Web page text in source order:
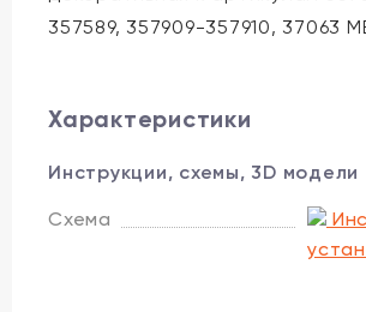
357589, 357909-357910, 37063
Характеристики
Инструкции, схемы, 3D модели
Схема